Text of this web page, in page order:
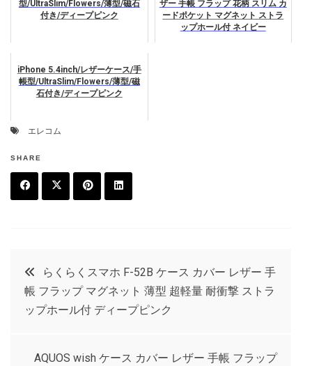
型/UltraSlim/Flowers/薄型/磁石
付き/ディープピンク
ザー 手帳 フラップ 花柄 スリム カ
ードポケット マグネット ストラ
ップホール付 ネイビー
iPhone 5.4inch/レザーケース/手
帳型/UltraSlim/Flowers/薄型/磁
石付き/ディープピンク
エレコム
SHARE
e
e
r
s
e
投
稿
らくらくスマホ F-52B ケース カバー レザー 手
帳 フラップ マグネット 薄型 超軽量 耐衝撃 ストラ
ップホール付 ディープピンク
AQUOS wish ケース カバー レザー 手帳 フラップ